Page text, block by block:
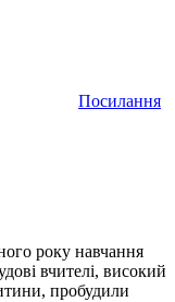
Посилання
року навчання
вчителі, високий
пробудили